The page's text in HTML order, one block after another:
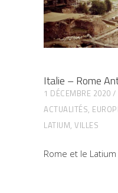
Italie – Rome
1 DÉCEMBRE 2020
ACTUALITÉS,
LATIUM, VILLES
Rome et le